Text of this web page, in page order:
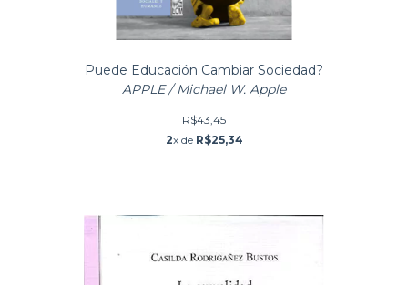
Puede Educación Cambiar Sociedad?
APPLE / Michael W. Apple
R$43,45
2x de R$25,34